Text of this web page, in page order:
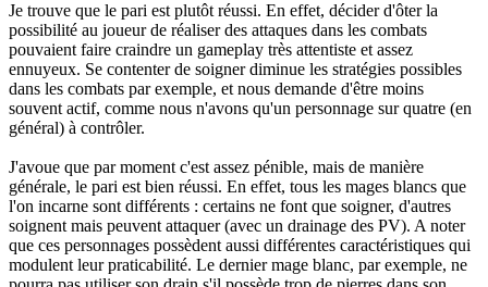
Je trouve que le pari est plutôt réussi. En effet, décider d'ôter la
possibilité au joueur de réaliser des attaques dans les combats
pouvaient faire craindre un gameplay très attentiste et assez
ennuyeux. Se contenter de soigner diminue les stratégies possibles
dans les combats par exemple, et nous demande d'être moins
souvent actif, comme nous n'avons qu'un personnage sur quatre (en
général) à contrôler.
J'avoue que par moment c'est assez pénible, mais de manière
générale, le pari est bien réussi. En effet, tous les mages blancs que
l'on incarne sont différents : certains ne font que soigner, d'autres
soignent mais peuvent attaquer (avec un drainage des PV). A noter
que ces personnages possèdent aussi différentes caractéristiques qui
modulent leur praticabilité. Le dernier mage blanc, par exemple, ne